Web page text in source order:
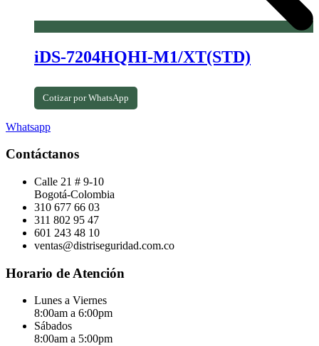
iDS-7204HQHI-M1/XT(STD)
Cotizar por WhatsApp
Whatsapp
Contáctanos
Calle 21 # 9-10
Bogotá-Colombia
310 677 66 03
311 802 95 47
601 243 48 10
ventas@distriseguridad.com.co
Horario de Atención
Lunes a Viernes
8:00am a 6:00pm
Sábados
8:00am a 5:00pm